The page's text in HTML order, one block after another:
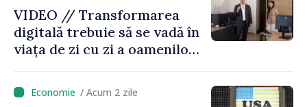
VIDEO // Transformarea
digitală trebuie să se vadă în
viața de zi cu zi a oamenilor
funcționează economia:
premierul Vasile Tofan, în
/ Acum 2 zile